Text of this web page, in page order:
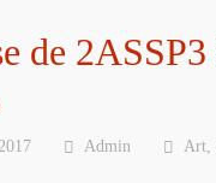
de
Admin Art